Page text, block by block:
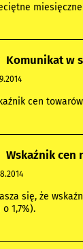
Komunikat w
cen
Wskaźnik cen
się, że
1,7%).